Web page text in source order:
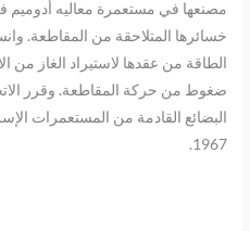
مصنعها في مستعمرة معاليه أدوميم
خسائرها المتلاحقة من المقاطعة.
ضغوط من حركة المقاطعة. وقرر
البضائع القادمة من المستعمرات
1967.